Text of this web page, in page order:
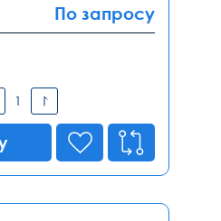
По запросу